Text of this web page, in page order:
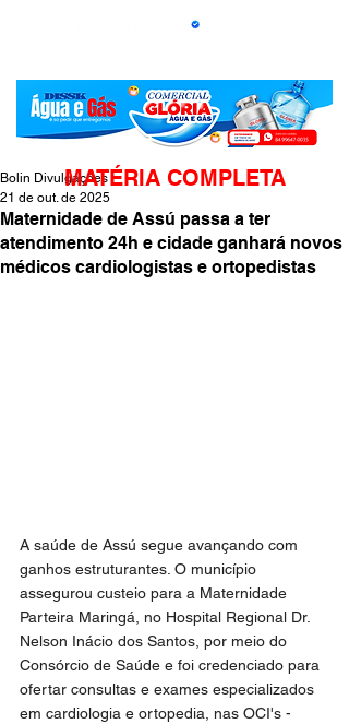
Maternidade de Assú passa a ter
atendimento 24h e cidade ganhará novos
médicos cardiologistas e ortopedistas
Bolin Divulgações
21 de out. de 2025
A saúde de Assú segue avançando com
ganhos estruturantes. O município
assegurou custeio para a Maternidade
Parteira Maringá, no Hospital Regional Dr.
Nelson Inácio dos Santos, por meio do
Consórcio de Saúde e foi credenciado para
ofertar consultas e exames especializados
em cardiologia e ortopedia, nas OCI's -
MATÉRIA COMPLETA